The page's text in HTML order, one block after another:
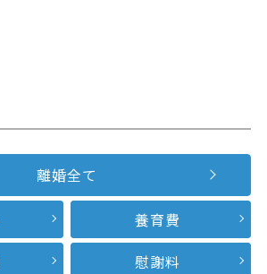
離婚全て
養育費
慰謝料